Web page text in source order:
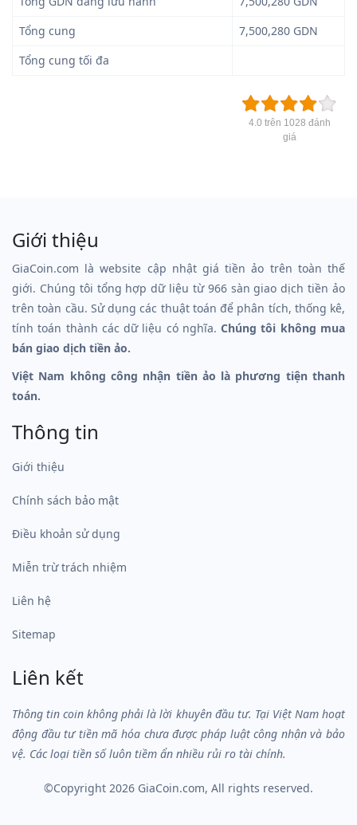
Tổng cung
7,500,280 GDN
Tổng cung tối đa
4.0 trên 1028 đánh
giá
Giới thiệu
GiaCoin.com là website cập nhật giá tiền ảo trên toàn thế
giới. Chúng tôi tổng hợp dữ liệu từ 966 sàn giao dịch tiền ảo
trên toàn cầu. Sử dụng các thuật toán để phân tích, thống kê,
tính toán thành các dữ liệu có nghĩa.Chúng tôi không mua
bán giao dịch tiền ảo.
Việt Nam không công nhận tiền ảo là phương tiện thanh
toán.
Thông tin
Giới thiệu
Chính sách bảo mật
Điều khoản sử dụng
Miễn trừ trách nhiệm
Liên hệ
Sitemap
Liên kết
Thông tin coin không phải là lời khuyên đầu tư. Tại Việt Nam hoạt
động đầu tư tiền mã hóa chưa được pháp luật công nhận và bảo
vệ. Các loại tiền số luôn tiềm ẩn nhiều rủi ro tài chính.
©Copyright 2026 GiaCoin.com, All rights reserved.